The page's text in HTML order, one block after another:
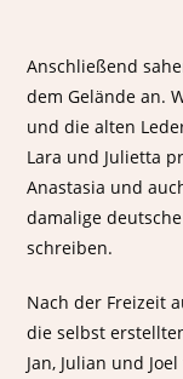
Anschließend
dem Gelände an.
und die alten
Lara und Julietta
Anastasia und
damalige
schreiben.
Nach der Freizeit
die selbst
Jan, Julian und